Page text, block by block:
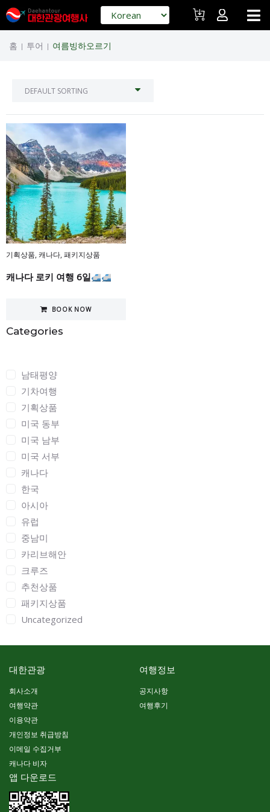
홈 | 투어 | 여름빙하오르기
Categories
남태평양
기차여행
기획상품
미국 동부
미국 남부
미국 서부
캐나다
한국
아시아
유럽
중남미
카리브해안
크루즈
추천상품
패키지상품
Uncategorized
기획상품,캐나다,패키지상품
캐나다 로키 여행 6일
BOOK NOW
대한관광
회사소개
여행약관
이용약관
개인정보 취급방침
이메일 수집거부
캐나다 비자
여행정보
공지사항
여행후기
앱 다운로드